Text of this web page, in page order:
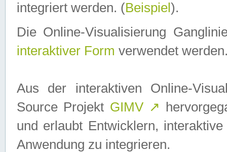
integriert werden. (Beispiel ).
Die Online-Visualisierung
interaktiver Form verwendet
Aus der interaktiven Online-
Source Projekt GIMV ↗
und erlaubt Entwicklern,
Anwendung zu integrieren.